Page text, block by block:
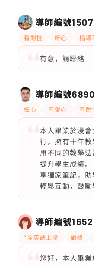
導師編號
有耐性 細心 指導
有意，請聯絡
導師編號
細心 有愛心 有耐
本人畢業於浸
行，擁有十年
用不同的教學
提升學生成績
享獨家筆記，
輕鬆互動，鼓
導師編號
*全英語上堂 嚴格
您好，本人畢